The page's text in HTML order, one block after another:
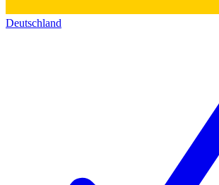
Deutschland